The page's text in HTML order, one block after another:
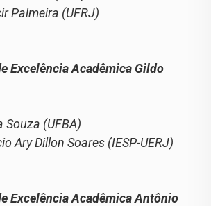
Palmeira (UFRJ)
Excelência Acadêmica Gildo
Souza (UFBA)
Ary Dillon Soares (IESP-UERJ)
Excelência Acadêmica Antônio